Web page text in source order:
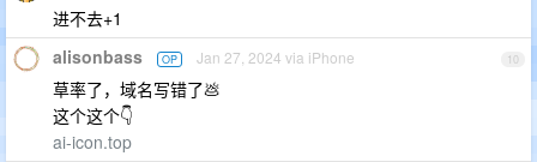
进不去+1
10
alisonbass OP Jan 27, 2024 via iPhone
草率了，域名写错了💩
这个这个👇
ai-icon.top